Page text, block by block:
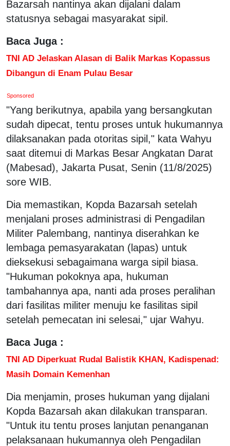
Bazarsah nantinya akan dijalani dalam
statusnya sebagai masyarakat sipil.
Baca Juga :
TNI AD Jelaskan Alasan di Balik Markas Kopassus
Dibangun di Enam Pulau Besar
Sponsored
"Yang berikutnya, apabila yang bersangkutan
sudah dipecat, tentu proses untuk hukumannya
dilaksanakan pada otoritas sipil," kata Wahyu
saat ditemui di Markas Besar Angkatan Darat
(Mabesad), Jakarta Pusat, Senin (11/8/2025)
sore WIB.
Dia memastikan, Kopda Bazarsah setelah
menjalani proses administrasi di Pengadilan
Militer Palembang, nantinya diserahkan ke
lembaga pemasyarakatan (lapas) untuk
dieksekusi sebagaimana warga sipil biasa.
"Hukuman pokoknya apa, hukuman
tambahannya apa, nanti ada proses peralihan
dari fasilitas militer menuju ke fasilitas sipil
setelah pemecatan ini selesai," ujar Wahyu.
Baca Juga :
TNI AD Diperkuat Rudal Balistik KHAN, Kadispenad:
Masih Domain Kemenhan
Dia menjamin, proses hukuman yang dijalani
Kopda Bazarsah akan dilakukan transparan.
"Untuk itu tentu proses lanjutan penanganan
pelaksanaan hukumannya oleh Pengadilan